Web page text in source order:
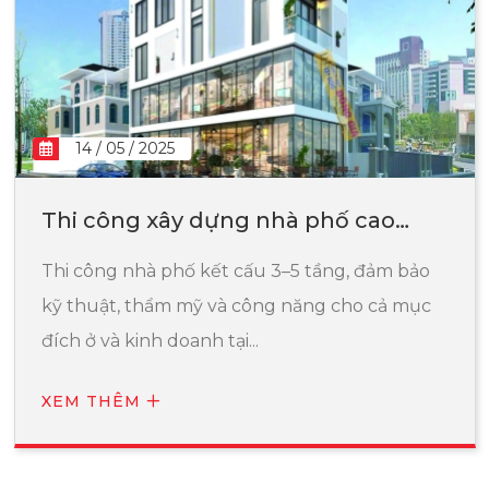
14 / 05 / 2025
Thi công xây dựng nhà phố cao
Thi công nhà phố kết cấu 3–5 tầng, đảm bảo
kỹ thuật, thẩm mỹ và công năng cho cả mục
đích ở và kinh doanh tại...
XEM THÊM